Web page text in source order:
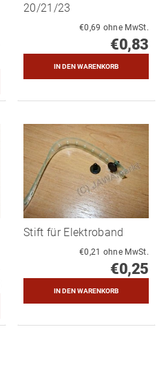
20/21/23
€0,69 ohne MwSt.
€0,83
Stift für Elektroband
€0,21 ohne MwSt.
€0,25